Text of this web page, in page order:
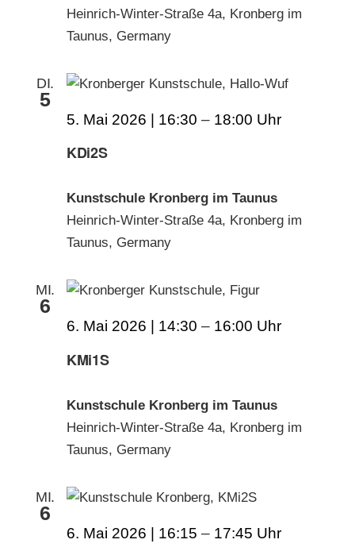
Heinrich-Winter-Straße 4a, Kronberg im
Taunus, Germany
DI.
5
KDi2S
5. Mai 2026 | 16:30 – 18:00
Kunstschule Kronberg im Taunus
Heinrich-Winter-Straße 4a, Kronberg im
Taunus, Germany
MI.
6
KMi1S
6. Mai 2026 | 14:30 – 16:00
Kunstschule Kronberg im Taunus
Heinrich-Winter-Straße 4a, Kronberg im
Taunus, Germany
MI.
6
6. Mai 2026 | 16:15 – 17:45